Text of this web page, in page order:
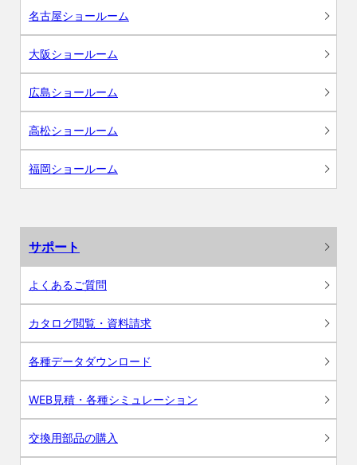
名古屋ショールーム
大阪ショールーム
広島ショールーム
高松ショールーム
福岡ショールーム
サポート
よくあるご質問
カタログ閲覧・資料請求
各種データダウンロード
WEB見積・各種シミュレーション
交換用部品の購入